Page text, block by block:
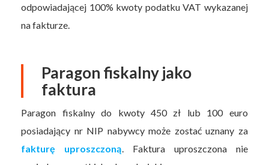
odpowiadającej 100% kwoty podatku VAT wykazanej
na fakturze.
Paragon fiskalny jako
faktura
Paragon fiskalny do kwoty 450 zł lub 100 euro
posiadający nr NIP nabywcy może zostać uznany za
fakturę uproszczoną . Faktura uproszczona nie